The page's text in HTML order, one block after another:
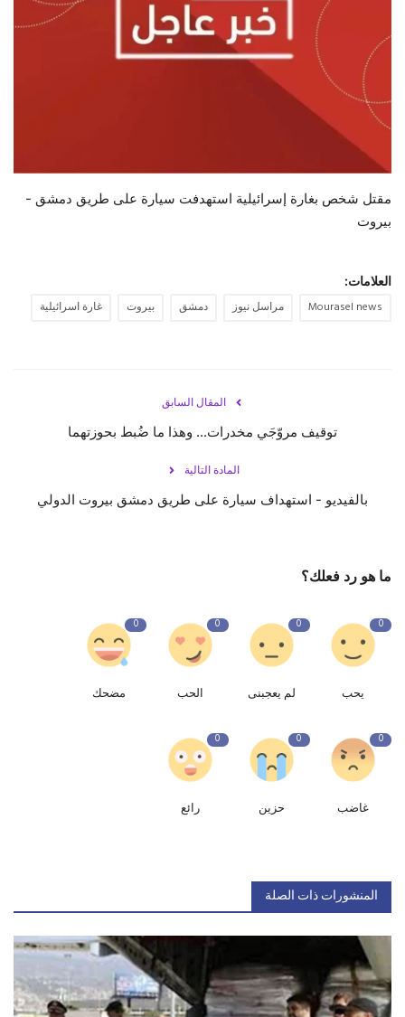
حياة
مقتل شخص بغارة إسرائيلية استهدفت سيارة على طريق دمشق -
بيروت
العلامات:
Mourasel news مراسل نيوز دمشق بيروت غارة اسرائيلية
المقال السابق
توقيف مروّجَي مخدرات... وهذا ما ضُبط بحوزتهما
المادة التالية
بالفيديو - استهداف سيارة على طريق ‎دمشق ‎بيروت الدولي
ما هو رد فعلك؟
0
يحب
0
لم يعجبنى
0
الحب
0
مضحك
0
غاضب
0
حزين
0
رائع
المنشورات ذات الصلة